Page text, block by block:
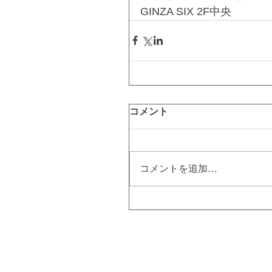
GINZA SIX 2F中央
コメント
コメントを追加…